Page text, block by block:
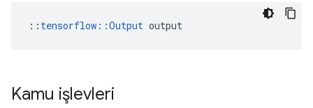
:: tensorflow::Output output
Kamu işlevleri